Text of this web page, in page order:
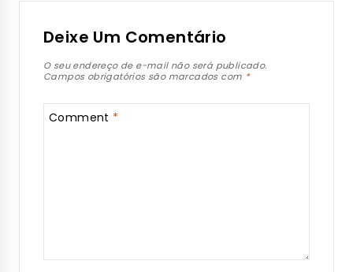
Deixe Um Comentário
O seu endereço de e-mail não será publicado.
Campos obrigatórios são marcados com *
Comment *